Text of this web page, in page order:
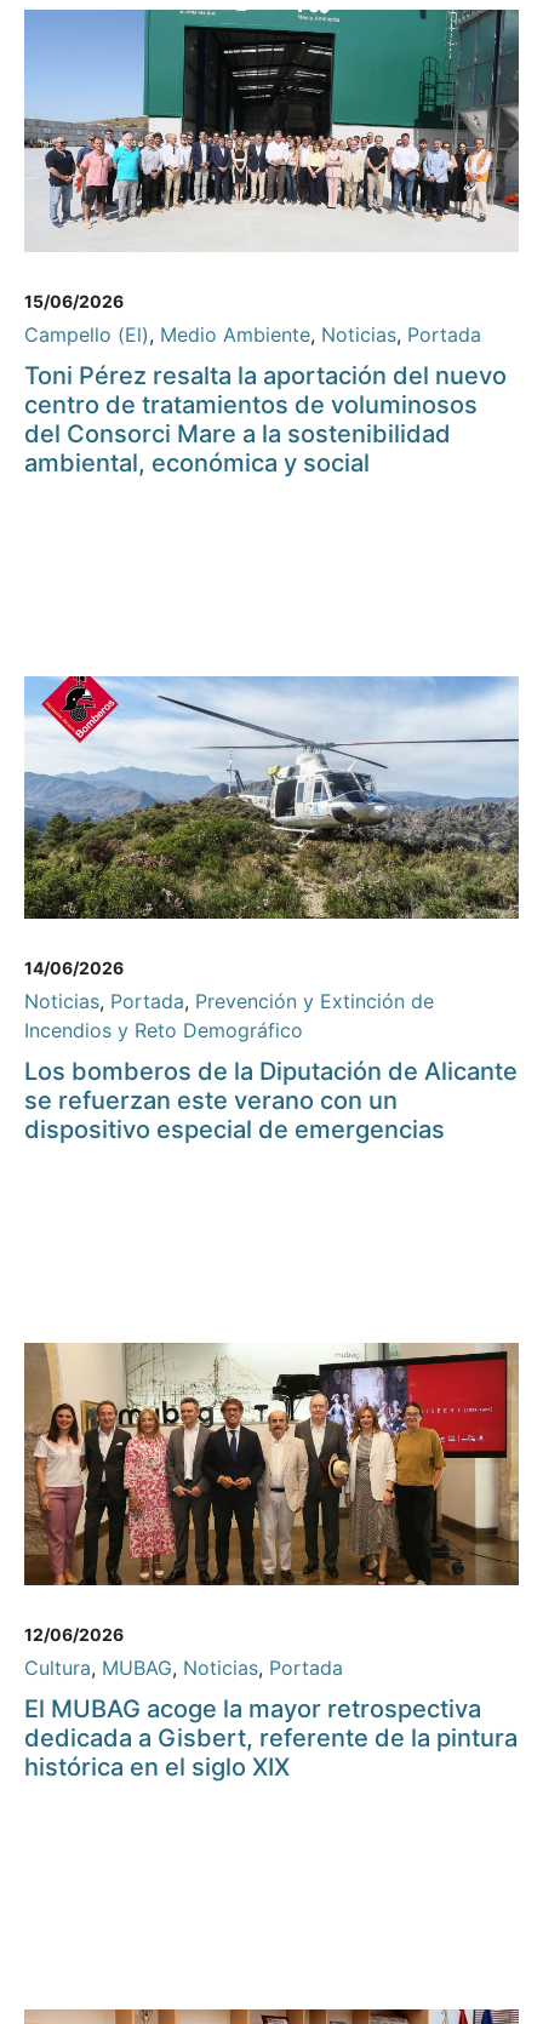
15/06/2026
Campello (El), Medio Ambiente, Noticias, Portada
Toni Pérez resalta la aportación del nuevo
centro de tratamientos de voluminosos
del Consorci Mare a la sostenibilidad
ambiental, económica y social
14/06/2026
Noticias, Portada, Prevención y Extinción de
Incendios y Reto Demográfico
Los bomberos de la Diputación de Alicante
se refuerzan este verano con un
dispositivo especial de emergencias
12/06/2026
Cultura, MUBAG, Noticias, Portada
El MUBAG acoge la mayor retrospectiva
dedicada a Gisbert, referente de la pintura
histórica en el siglo XIX